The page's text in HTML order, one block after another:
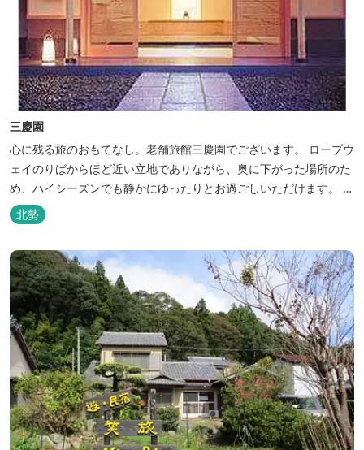
三慶園
心に残る旅のおもてなし。老舗旅館三慶園でございます。 ロープウ
ェイのりばからほど近い立地でありながら、奥に下がった場所のた
め、ハイシーズンでも静かにゆったりとお過ごしいただけます。 自
慢の大浴場からは、雄大な御在所岳を背に、御在所ロープウェイが
望めます。季節ごとに表情を変える湯の山の自然と対話しながら至
極のひとときをどうぞ。
北勢